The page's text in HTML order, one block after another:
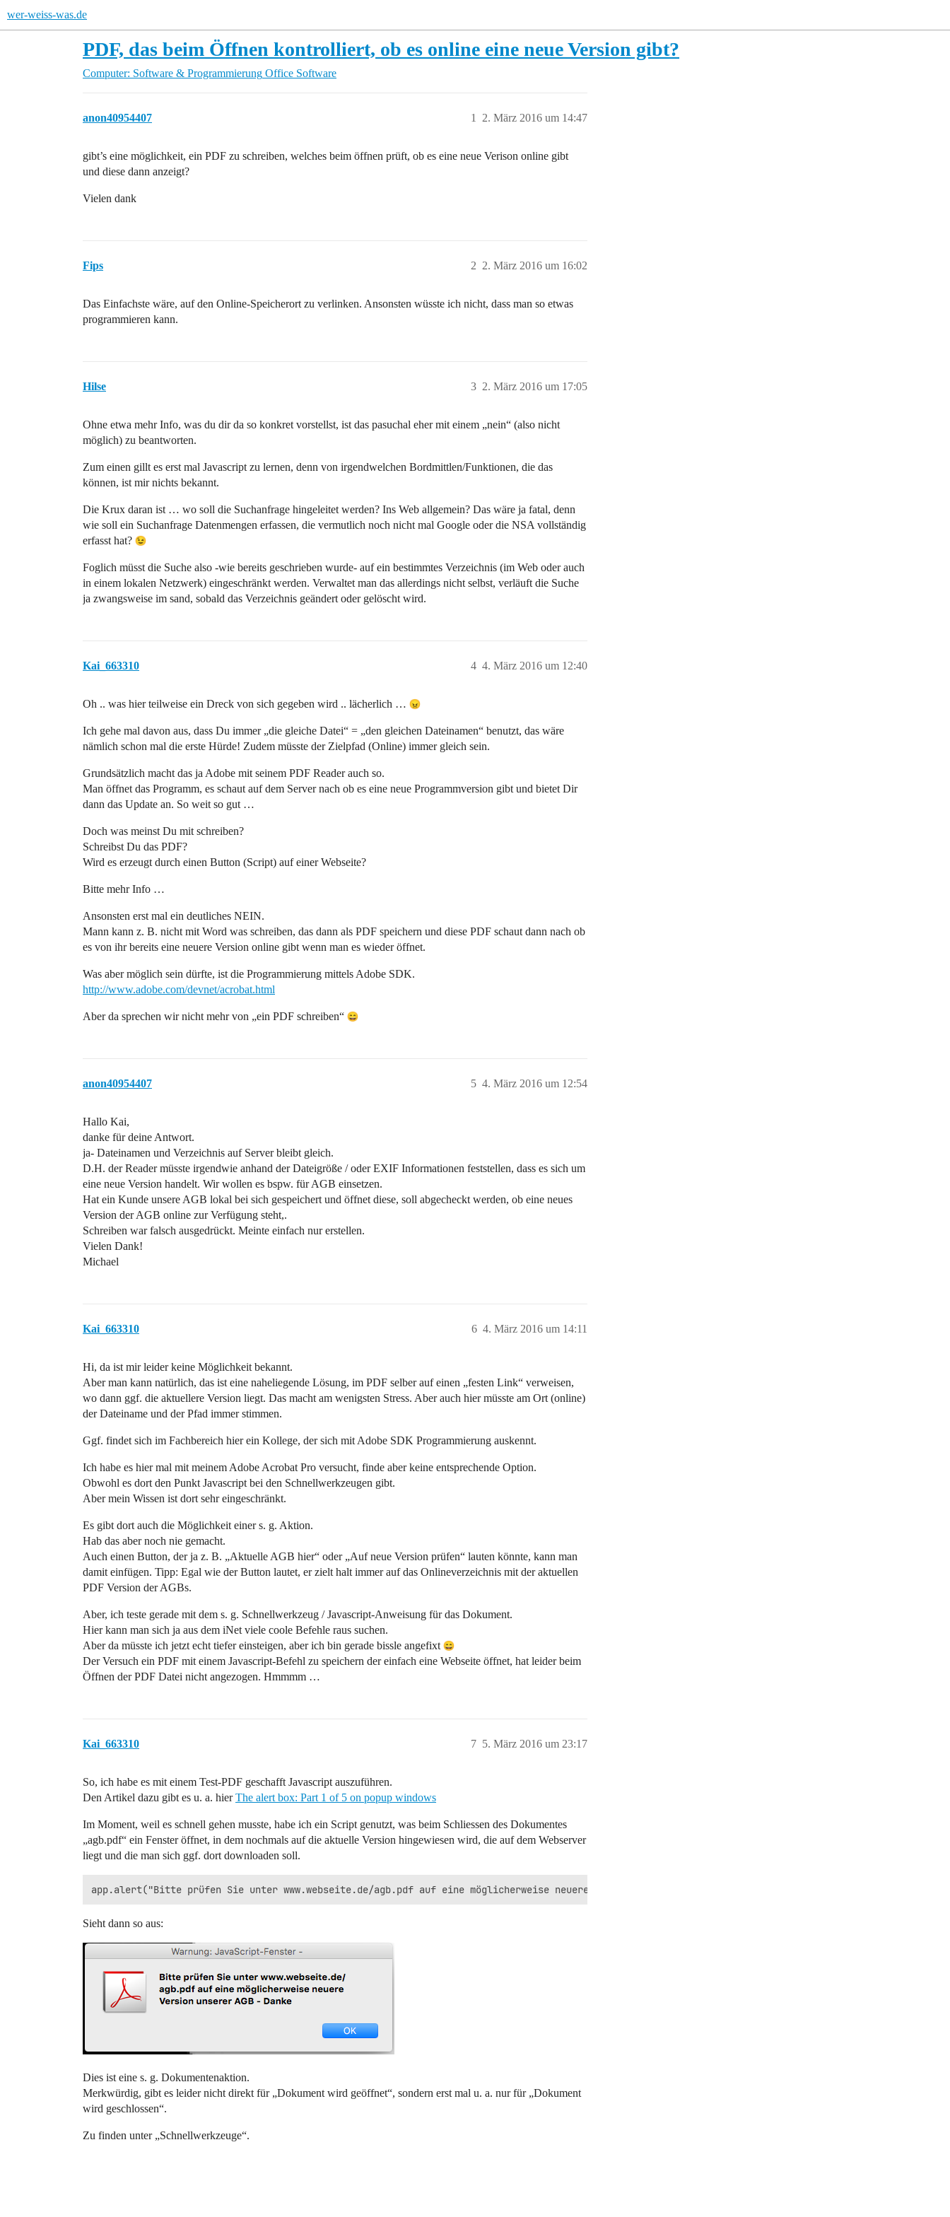
wer-weiss-was.de
PDF, das beim Öffnen kontrolliert, ob es online eine neue Version gibt?
Computer: Software & Programmierung Office Software
anon40954407 2. März 2016 um 14:47
1
gibt’s eine möglichkeit, ein PDF zu schreiben, welches beim öffnen prüft, ob es eine neue Verison online gibt
und diese dann anzeigt?
Vielen dank
Fips 2. März 2016 um 16:02
2
Das Einfachste wäre, auf den Online-Speicherort zu verlinken. Ansonsten wüsste ich nicht, dass man so etwas
programmieren kann.
Hilse 2. März 2016 um 17:05
3
Ohne etwa mehr Info, was du dir da so konkret vorstellst, ist das pasuchal eher mit einem „nein“ (also nicht
möglich) zu beantworten.
Zum einen gillt es erst mal Javascript zu lernen, denn von irgendwelchen Bordmittlen/Funktionen, die das
können, ist mir nichts bekannt.
Die Krux daran ist … wo soll die Suchanfrage hingeleitet werden? Ins Web allgemein? Das wäre ja fatal, denn
wie soll ein Suchanfrage Datenmengen erfassen, die vermutlich noch nicht mal Google oder die NSA vollständig
erfasst hat?
Foglich müsst die Suche also -wie bereits geschrieben wurde- auf ein bestimmtes Verzeichnis (im Web oder auch
in einem lokalen Netzwerk) eingeschränkt werden. Verwaltet man das allerdings nicht selbst, verläuft die Suche
ja zwangsweise im sand, sobald das Verzeichnis geändert oder gelöscht wird.
Kai_663310 4. März 2016 um 12:40
4
Oh .. was hier teilweise ein Dreck von sich gegeben wird .. lächerlich …
Ich gehe mal davon aus, dass Du immer „die gleiche Datei“ = „den gleichen Dateinamen“ benutzt, das wäre
nämlich schon mal die erste Hürde! Zudem müsste der Zielpfad (Online) immer gleich sein.
Grundsätzlich macht das ja Adobe mit seinem PDF Reader auch so.
Man öffnet das Programm, es schaut auf dem Server nach ob es eine neue Programmversion gibt und bietet Dir
dann das Update an. So weit so gut …
Doch was meinst Du mit schreiben?
Schreibst Du das PDF?
Wird es erzeugt durch einen Button (Script) auf einer Webseite?
Bitte mehr Info …
Ansonsten erst mal ein deutliches NEIN.
Mann kann z. B. nicht mit Word was schreiben, das dann als PDF speichern und diese PDF schaut dann nach ob
es von ihr bereits eine neuere Version online gibt wenn man es wieder öffnet.
Was aber möglich sein dürfte, ist die Programmierung mittels Adobe SDK.
http://www.adobe.com/devnet/acrobat.html
Aber da sprechen wir nicht mehr von „ein PDF schreiben“
anon40954407 4. März 2016 um 12:54
5
Hallo Kai,
danke für deine Antwort.
ja- Dateinamen und Verzeichnis auf Server bleibt gleich.
D.H. der Reader müsste irgendwie anhand der Dateigröße / oder EXIF Informationen feststellen, dass es sich um
eine neue Version handelt. Wir wollen es bspw. für AGB einsetzen.
Hat ein Kunde unsere AGB lokal bei sich gespeichert und öffnet diese, soll abgecheckt werden, ob eine neues
Version der AGB online zur Verfügung steht,.
Schreiben war falsch ausgedrückt. Meinte einfach nur erstellen.
Vielen Dank!
Michael
Kai_663310 4. März 2016 um 14:11
6
Hi, da ist mir leider keine Möglichkeit bekannt.
Aber man kann natürlich, das ist eine naheliegende Lösung, im PDF selber auf einen „festen Link“ verweisen,
wo dann ggf. die aktuellere Version liegt. Das macht am wenigsten Stress. Aber auch hier müsste am Ort (online)
der Dateiname und der Pfad immer stimmen.
Ggf. findet sich im Fachbereich hier ein Kollege, der sich mit Adobe SDK Programmierung auskennt.
Ich habe es hier mal mit meinem Adobe Acrobat Pro versucht, finde aber keine entsprechende Option.
Obwohl es dort den Punkt Javascript bei den Schnellwerkzeugen gibt.
Aber mein Wissen ist dort sehr eingeschränkt.
Es gibt dort auch die Möglichkeit einer s. g. Aktion.
Hab das aber noch nie gemacht.
Auch einen Button, der ja z. B. „Aktuelle AGB hier“ oder „Auf neue Version prüfen“ lauten könnte, kann man
damit einfügen. Tipp: Egal wie der Button lautet, er zielt halt immer auf das Onlineverzeichnis mit der aktuellen
PDF Version der AGBs.
Aber, ich teste gerade mit dem s. g. Schnellwerkzeug / Javascript-Anweisung für das Dokument.
Hier kann man sich ja aus dem iNet viele coole Befehle raus suchen.
Aber da müsste ich jetzt echt tiefer einsteigen, aber ich bin gerade bissle angefixt
Der Versuch ein PDF mit einem Javascript-Befehl zu speichern der einfach eine Webseite öffnet, hat leider beim
Öffnen der PDF Datei nicht angezogen. Hmmmm …
Kai_663310 5. März 2016 um 23:17
7
So, ich habe es mit einem Test-PDF geschafft Javascript auszuführen.
Den Artikel dazu gibt es u. a. hierThe alert box: Part 1 of 5 on popup windows
Im Moment, weil es schnell gehen musste, habe ich ein Script genutzt, was beim Schliessen des Dokumentes
„agb.pdf“ ein Fenster öffnet, in dem nochmals auf die aktuelle Version hingewiesen wird, die auf dem Webserver
liegt und die man sich ggf. dort downloaden soll.
Sieht dann so aus:
Dies ist eine s. g. Dokumentenaktion.
Merkwürdig, gibt es leider nicht direkt für „Dokument wird geöffnet“, sondern erst mal u. a. nur für „Dokument
wird geschlossen“.
Zu finden unter „Schnellwerkzeuge“.